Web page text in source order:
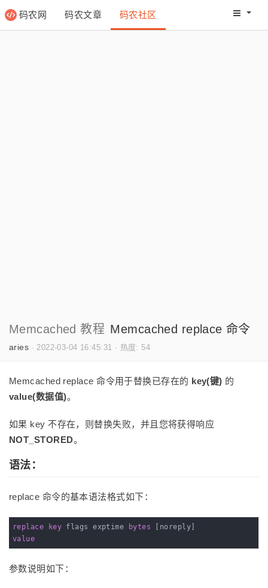
码农网 码农文章 码农社区 码农网
Memcached 教程 Memcached replace 命令
aries ·2022-03-04 16:45:31 · 热度: 54
Memcached replace 命令用于替换已存在的 key(键) 的
value(数据值)。
如果 key 不存在，则替换失败，并且您将获得响应
NOT_STORED。
语法：
replace 命令的基本语法格式如下：
replace key flags exptime bytes
value
参数说明如下：